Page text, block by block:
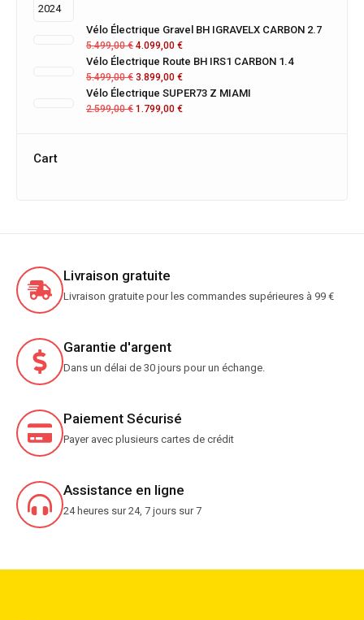
Vélo Électrique Gravel BH IGRAVELX CARBON 2.7
5.499,00€ 4.099,00 €
Vélo Électrique Route BH IRS1 CARBON 1.4
5.499,00€ 3.899,00 €
Vélo Électrique SUPER73 Z MIAMI
2.599,00€ 1.799,00 €
Cart
Livraison gratuite
Livraison gratuite pour les commandes supérieures à 99 €
Garantie d'argent
Dans un délai de 30 jours pour un échange.
Paiement Sécurisé
Payer avec plusieurs cartes de crédit
Assistance en ligne
24 heures sur 24, 7 jours sur 7